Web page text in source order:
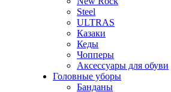
Steel
ULTRAS
Казаки
Кеды
Чопперы
Аксессуары для обуви
Головные уборы
Банданы